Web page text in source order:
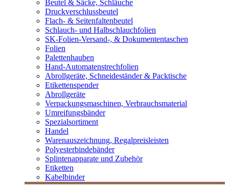
Beutel & Säcke, Schläuche
Druckverschlussbeutel
Flach- & Seitenfaltenbeutel
Schlauch- und Halbschlauchfolien
SK-Folien-Versand-, & Dokumententaschen
Folien
Palettenhauben
Hand-Automatenstrechfolien
Abrollgeräte, Schneideständer & Packtische
Etikettenspender
Abrollgeräte
Verpackungsmaschinen, Verbrauchsmaterial
Umreifungsbänder
Spezialsortiment
Handel
Warenauszeichnung, Regalpreisleisten
Polyesterbindebänder
Splintenapparate und Zubehör
Etiketten
Kabelbinder